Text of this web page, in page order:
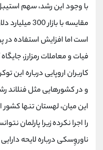
با وجود این رشد، سهم
مقایسه با
است اما افزایش استفاده در
فیات و معاملات رمزارز،
کاربران اروپایی درباره این
را اجرا نکرده زیرا پارلمان
ناوروِسکی درباره لایحه